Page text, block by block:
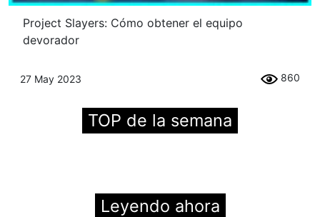
Project Slayers: Cómo obtener el equipo
devorador
27 May 2023 860
TOP de la semana
Leyendo ahora